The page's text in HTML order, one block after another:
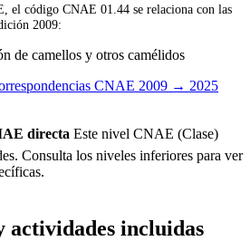
el código CNAE 01.44 se relaciona con las
2009:
de camellos y otros camélidos
CNAE 2009 → 2025
directa Este nivel CNAE (Clase)
Consulta los niveles inferiores para ver
actividades incluidas